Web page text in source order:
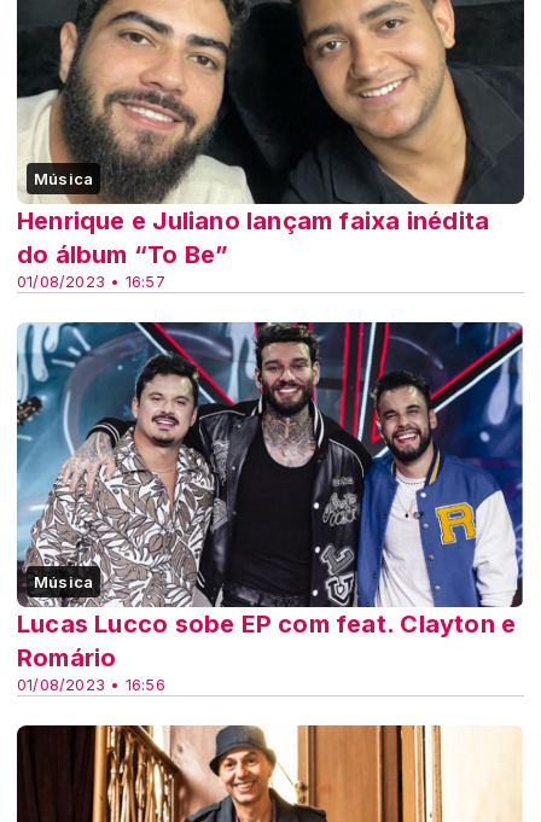
Música
01/08/2023 • 16:57
Henrique e Juliano lançam faixa inédita
do álbum “To Be”
Música
01/08/2023 • 16:56
Lucas Lucco sobe EP com feat. Clayton e
Romário